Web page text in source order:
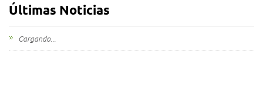
Últimas Noticias
Cargando...